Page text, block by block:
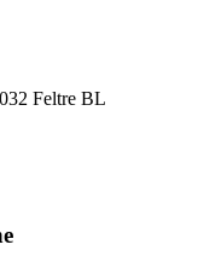
Feltre BL